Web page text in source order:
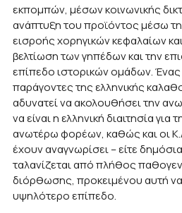
εκπομπών, μέσων κοινωνικής
ανάπτυξη του προϊόντος μέσω
εισροής χορηγικών κεφαλαίων
βελτίωση των γηπέδων και την
επίπεδο ιστορικών ομάδων.
παράγοντες της ελληνικής
αδυνατεί να ακολουθήσει την
να είναι η ελληνική διαιτησία
ανωτέρω φορέων, καθώς και οι
έχουν αναγνωρίσει – είτε δημόσια
ταλανίζεται από πλήθος
διόρθωσης, προκειμένου αυτή
υψηλότερο επίπεδο.